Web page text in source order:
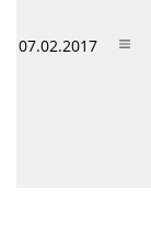
07.02.2017